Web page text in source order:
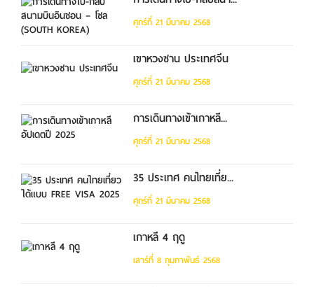
ศุกร์ที่ 21 มีนาคม 2568
เขาหวงซาน ประเทศจีน
ศุกร์ที่ 21 มีนาคม 2568
การเดินทางเข้าเกาหลี...
ศุกร์ที่ 21 มีนาคม 2568
35 ประเทศ คนไทยเที่ย...
ศุกร์ที่ 21 มีนาคม 2568
เกาหลี 4 ฤดู
เสาร์ที่ 8 กุมภาพันธ์ 2568